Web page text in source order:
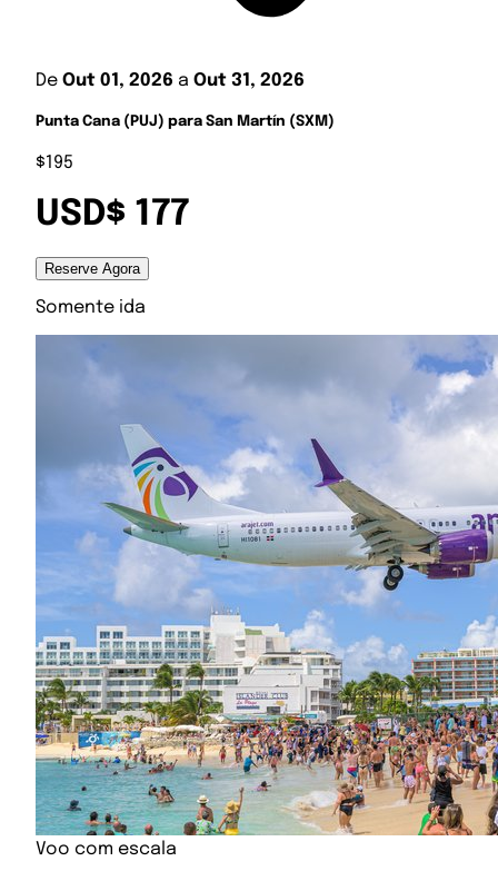
De Out 01, 2026 a Out 31, 2026
Punta Cana (PUJ) para San Martín (SXM)
$195
USD$ 177
Reserve Agora
Somente ida
Voo com escala